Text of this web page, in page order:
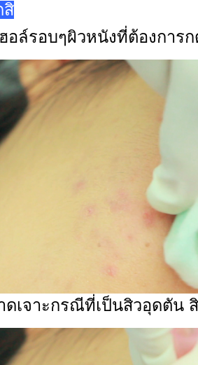
สิ
อล์รอบๆผิวหนังที่ต้องการ
ดเจาะกรณีที่เป็นสิวอุดตัน